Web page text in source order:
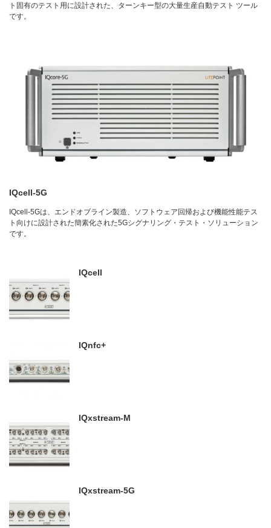
ト固有のテスト用に設計された、ターンキー型の大量生産自動テスト ツール
です。
IQcell-5G
IQcell-5Gは、エンドオブライン製造、ソフトウェア回帰および機能性能テス
ト向けに設計された簡素化された5Gシグナリング・テスト・ソリューション
です。
IQcell
IQnfc+
IQxstream-M
IQxstream-5G